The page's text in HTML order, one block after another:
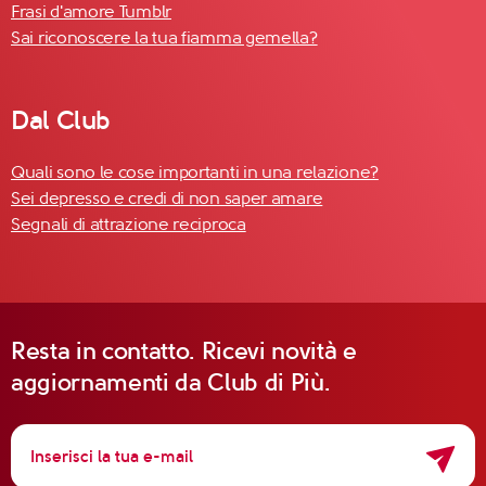
Frasi d'amore Tumblr
Sai riconoscere la tua fiamma gemella?
Dal Club
Quali sono le cose importanti in una relazione?
Sei depresso e credi di non saper amare
Segnali di attrazione reciproca
Resta in contatto. Ricevi novità e
aggiornamenti da Club di Più.